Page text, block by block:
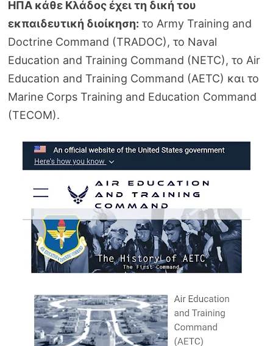
ΗΠΑ κάθε Κλάδος έχει τη δική του
εκπαιδευτική διοίκηση: το Army Training and
Doctrine Command (TRADOC), το Naval
Education and Training Command (NETC), το Air
Education and Training Command (AETC) και το
Marine Corps Training and Education Command
(TECOM).